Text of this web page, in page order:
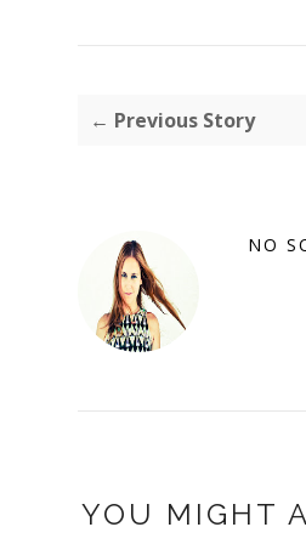
← Previous Story
NO
YOU MIGHT